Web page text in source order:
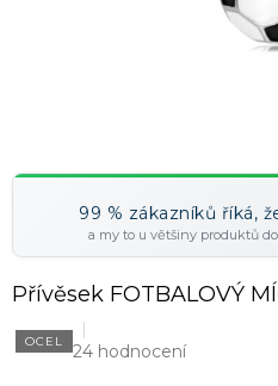
99 % zákazníků říká,
a my to u většiny produktů
Přívěsek FOTBALOVÝ
OCEL 24 hodnocení